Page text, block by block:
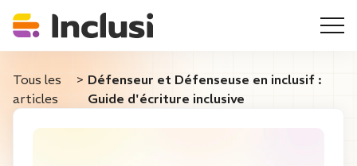
Tous les
articles
> Défenseur et Défenseuse en inclusif :
Guide d'écriture inclusive